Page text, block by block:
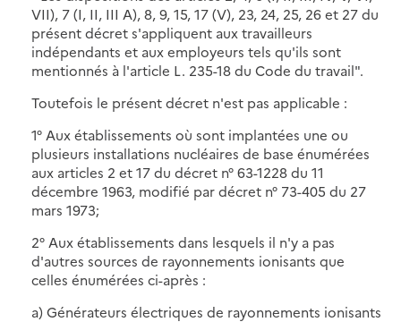
VII), 7 (I, II, III A), 8, 9, 15, 17 (V), 23, 24, 25, 26 et 27 du
présent décret s'appliquent aux travailleurs
indépendants et aux employeurs tels qu'ils sont
mentionnés à l'article L. 235-18 du Code du travail".
Toutefois le présent décret n'est pas applicable :
1° Aux établissements où sont implantées une ou
plusieurs installations nucléaires de base énumérées
aux articles 2 et 17 du décret n° 63-1228 du 11
décembre 1963, modifié par décret n° 73-405 du 27
mars 1973;
2° Aux établissements dans lesquels il n'y a pas
d'autres sources de rayonnements ionisants que
celles énumérées ci-après :
a) Générateurs électriques de rayonnements ionisants